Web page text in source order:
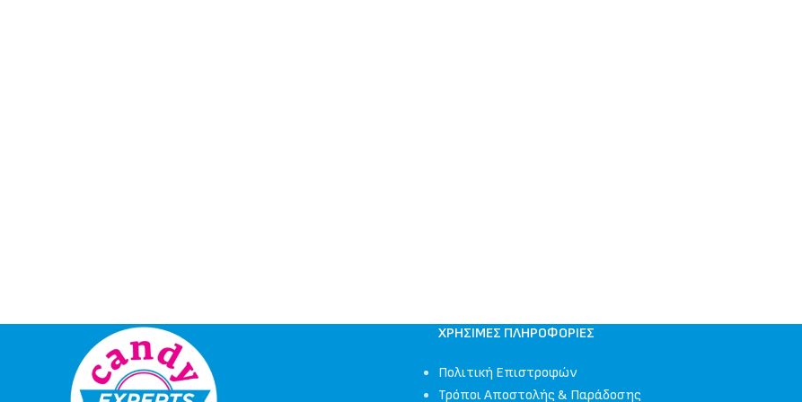
ΧΡΉΣΙΜΕΣ ΠΛΗΡΟΦΟΡΊΕΣ
Πολιτική Επιστροφών
Τρόποι Αποστολής & Παράδοσης